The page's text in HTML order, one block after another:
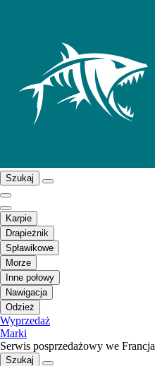
Szukaj
Karpie
Drapieżnik
Spławikowe
Morze
Inne połowy
Nawigacja
Odzież
Wyprzedaż
Marki
Serwis posprzedażowy we Francja
Szukaj